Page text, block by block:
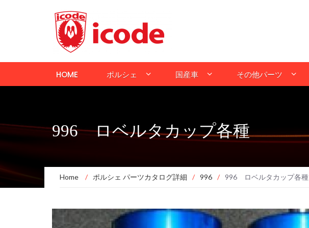
HOME ポルシェ 国産車 その他パーツ
996 ロベルタカップ各種
Home / ポルシェ パーツカタログ詳細 / 996 / 996 ロベルタカップ各種